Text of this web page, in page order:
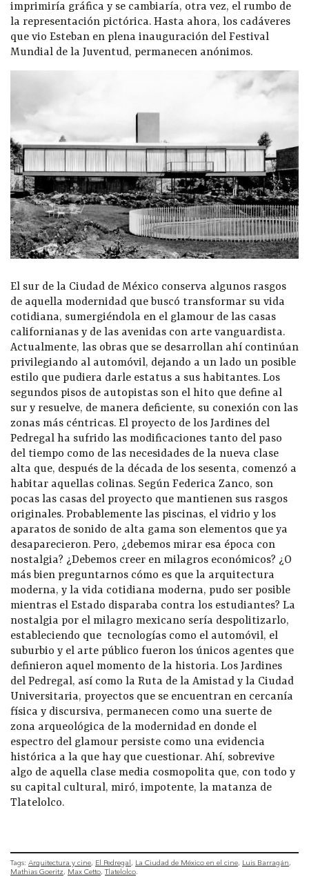
imprimiría gráfica y se cambiaría, otra vez, el rumbo de
la representación pictórica. Hasta ahora, los cadáveres
que vio Esteban en plena inauguración del Festival
Mundial de la Juventud, permanecen anónimos.
El sur de la Ciudad de México conserva algunos rasgos
de aquella modernidad que buscó transformar su vida
cotidiana, sumergiéndola en el glamour de las casas
californianas y de las avenidas con arte vanguardista.
Actualmente, las obras que se desarrollan ahí continúan
privilegiando al automóvil, dejando a un lado un posible
estilo que pudiera darle estatus a sus habitantes. Los
segundos pisos de autopistas son el hito que define al
sur y resuelve, de manera deficiente, su conexión con las
zonas más céntricas. El proyecto de los Jardines del
Pedregal ha sufrido las modificaciones tanto del paso
del tiempo como de las necesidades de la nueva clase
alta que, después de la década de los sesenta, comenzó a
habitar aquellas colinas. Según Federica Zanco, son
pocas las casas del proyecto que mantienen sus rasgos
originales. Probablemente las piscinas, el vidrio y los
aparatos de sonido de alta gama son elementos que ya
desaparecieron. Pero, ¿debemos mirar esa época con
nostalgia? ¿Debemos creer en milagros económicos? ¿O
más bien preguntarnos cómo es que la arquitectura
moderna, y la vida cotidiana moderna, pudo ser posible
mientras el Estado disparaba contra los estudiantes? La
nostalgia por el milagro mexicano sería despolitizarlo,
estableciendo que tecnologías como el automóvil, el
suburbio y el arte público fueron los únicos agentes que
definieron aquel momento de la historia. Los Jardines
del Pedregal, así como la Ruta de la Amistad y la Ciudad
Universitaria, proyectos que se encuentran en cercanía
física y discursiva, permanecen como una suerte de
zona arqueológica de la modernidad en donde el
espectro del glamour persiste como una evidencia
histórica a la que hay que cuestionar. Ahí, sobrevive
algo de aquella clase media cosmopolita que, con todo y
su capital cultural, miró, impotente, la matanza de
Tlatelolco.
Tags: Arquitectura y cine El Pedregal La Ciudad de México en el cine Luis Barragán
Mathias Goeritz
Max Cetto Tlatelolco